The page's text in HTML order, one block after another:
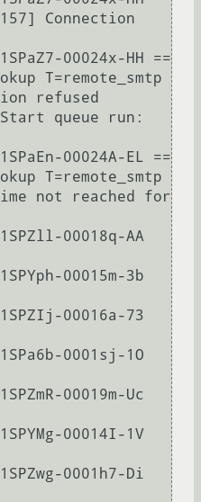
Connection
00024x-HH ==
T=remote_smtp
refused
queue run:
00024A-EL ==
T=remote_smtp
not reached for
00018q-AA
00015m-3b
00016a-73
0001sj-1O
00019m-Uc
00014I-1V
0001h7-Di